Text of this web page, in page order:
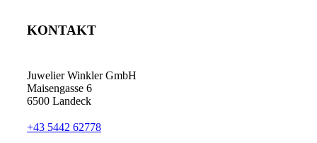
KONTAKT
Juwelier Winkler GmbH
Maisengasse 6
6500 Landeck
+43 5442 62778